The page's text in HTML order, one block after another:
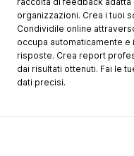
organizzazioni. Crea i tuoi
Condividile online
occupa automaticamente
risposte. Crea report
dai risultati ottenuti. Fai le
dati precisi.